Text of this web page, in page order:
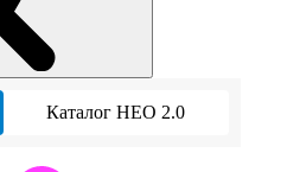
Каталог НЕО 2.0